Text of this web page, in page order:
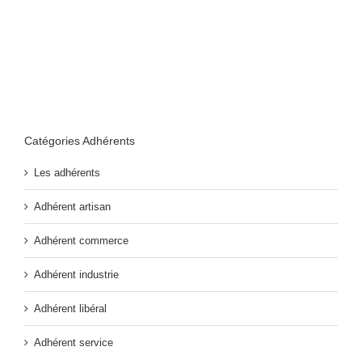
Catégories Adhérents
Les adhérents
Adhérent artisan
Adhérent commerce
Adhérent industrie
Adhérent libéral
Adhérent service